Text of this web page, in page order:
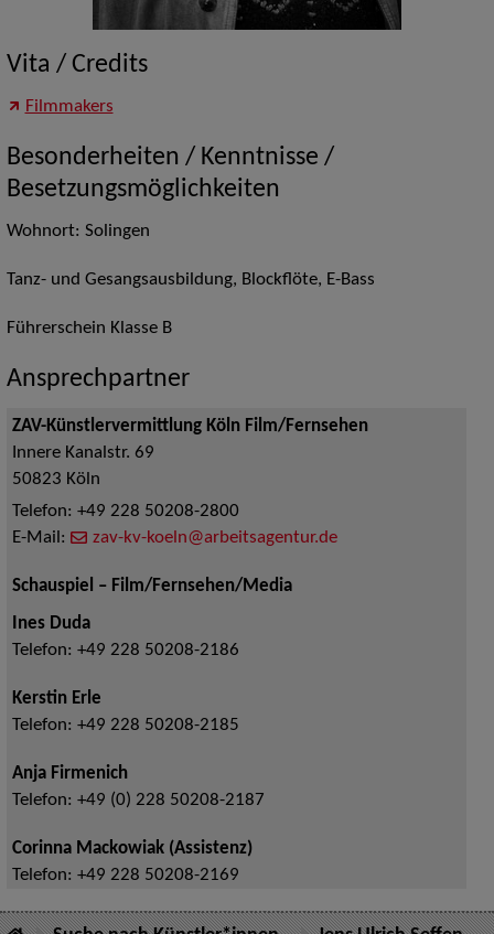
Vita / Credits
Filmmakers
Besonderheiten / Kenntnisse /
Besetzungsmöglichkeiten
Wohnort: Solingen
Tanz- und Gesangsausbildung, Blockflöte, E-Bass
Führerschein Klasse B
Ansprechpartner
ZAV-Künstlervermittlung Köln Film/Fernsehen
Innere Kanalstr. 69
50823 Köln
Telefon: +49 228 50208-2800
E-Mail:
zav-kv-koeln@arbeitsagentur.de
Schauspiel – Film/Fernsehen/Media
Ines Duda
Telefon: +49 228 50208-2186
Kerstin Erle
Telefon: +49 228 50208-2185
Anja Firmenich
Telefon: +49 (0) 228 50208-2187
Corinna Mackowiak (Assistenz)
Telefon: +49 228 50208-2169